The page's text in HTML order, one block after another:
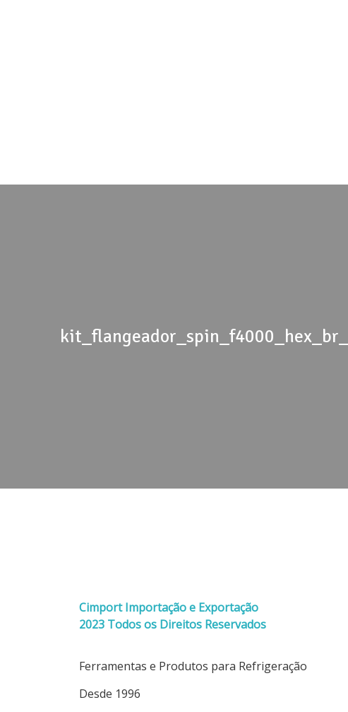
Cimport Importação e Exportação
2023 Todos os Direitos Reservados
Ferramentas e Produtos para Refrigeração
Desde 1996